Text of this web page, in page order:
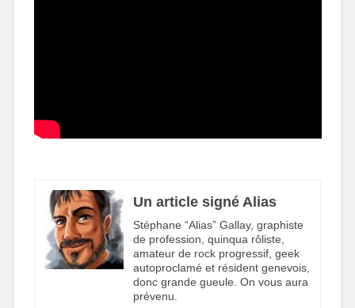
Un article signé Alias
Stéphane “Alias” Gallay, graphiste
de profession, quinqua rôliste,
amateur de rock progressif, geek
autoproclamé et résident genevois,
donc grande gueule. On vous aura
prévenu.